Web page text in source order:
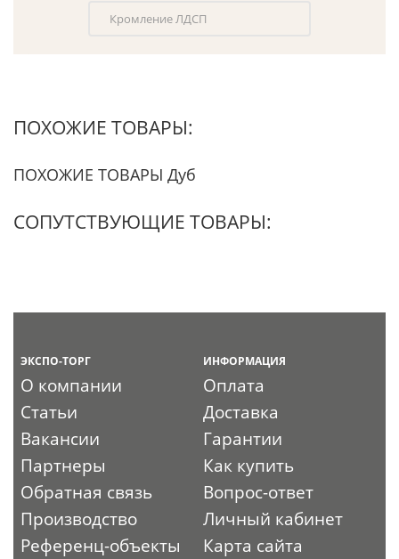
Кромление ЛДСП
ПОХОЖИЕ ТОВАРЫ:
ПОХОЖИЕ ТОВАРЫ Дуб
СОПУТСТВУЮЩИЕ ТОВАРЫ:
ЭКСПО-ТОРГ
О компании
Статьи
Вакансии
Партнеры
Обратная связь
Производство
Референц-объекты
ИНФОРМАЦИЯ
Оплата
Доставка
Гарантии
Как купить
Вопрос-ответ
Личный кабинет
Карта сайта